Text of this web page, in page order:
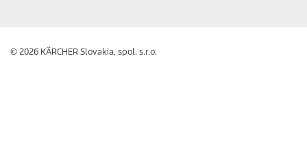
© 2026 KÄRCHER Slovakia, spol. s.r.o.